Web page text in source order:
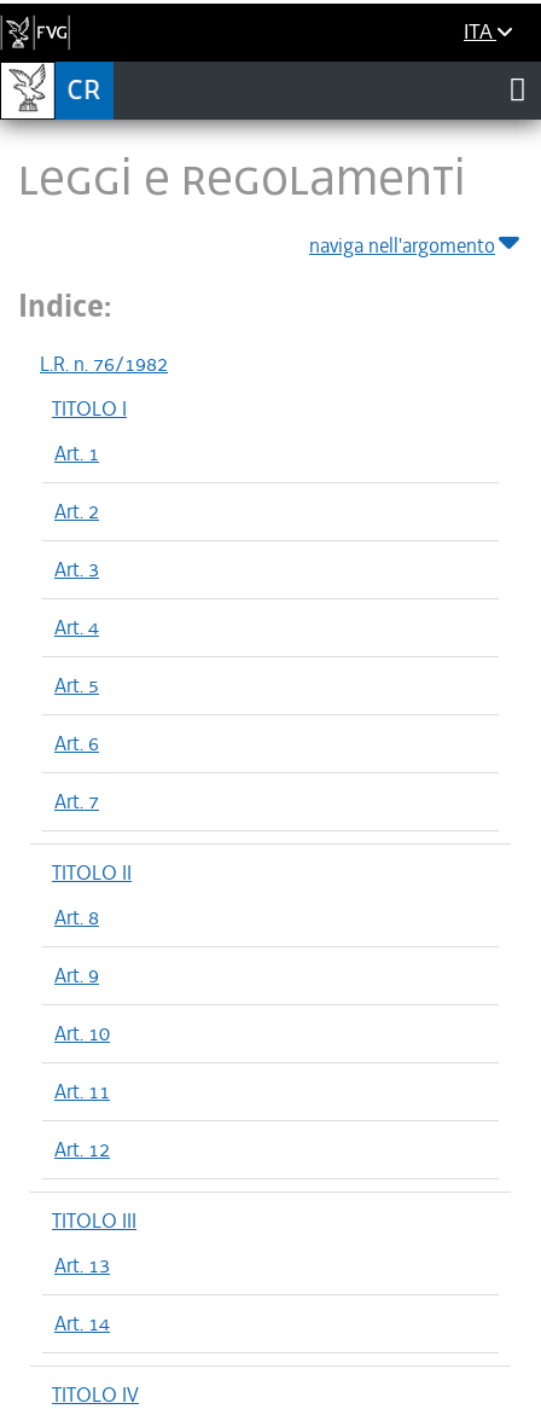
ITA
LEGGI E REGOLAMENTI
naviga nell'argomento
Indice:
L.R. n. 76/1982
TITOLO I
Art. 1
Art. 2
Art. 3
Art. 4
Art. 5
Art. 6
Art. 7
TITOLO II
Art. 8
Art. 9
Art. 10
Art. 11
Art. 12
TITOLO III
Art. 13
Art. 14
TITOLO IV